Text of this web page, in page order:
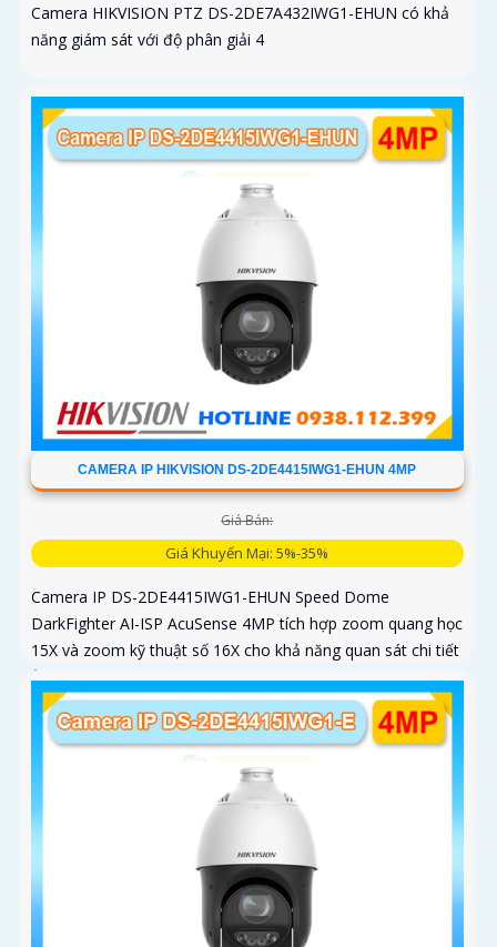
Camera HIKVISION PTZ DS-2DE7A432IWG1-EHUN có khả
năng giám sát với độ phân giải 4
CAMERA IP HIKVISION DS-2DE4415IWG1-EHUN 4MP
Giá Bán:
Giá Khuyến Mại: 5%-35%
Camera IP DS-2DE4415IWG1-EHUN Speed Dome
DarkFighter AI-ISP AcuSense 4MP tích hợp zoom quang học
15X và zoom kỹ thuật số 16X cho khả năng quan sát chi tiết
ở khoảng cách xa, AI AcuSense nhận diện người và phương
tiện hỗ trợ chụp đồng thời tối đa 5 khuôn mặt